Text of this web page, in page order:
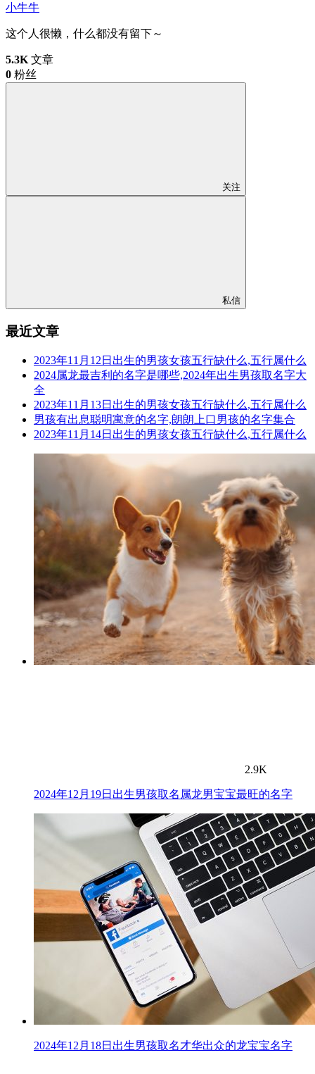
小牛牛
这个人很懒，什么都没有留下～
5.3K 文章
0 粉丝
关注
私信
最近文章
2023年11月12日出生的男孩女孩五行缺什么,五行属什么
2024属龙最吉利的名字是哪些,2024年出生男孩取名字大
全
2023年11月13日出生的男孩女孩五行缺什么,五行属什么
男孩有出息聪明寓意的名字,朗朗上口男孩的名字集合
2023年11月14日出生的男孩女孩五行缺什么,五行属什么
2.9K
2024年12月19日出生男孩取名属龙男宝宝最旺的名字
2024年12月18日出生男孩取名才华出众的龙宝宝名字